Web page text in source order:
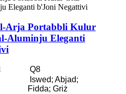
Arja Portabbli Kulur
Aluminju Eleganti
Q8
Iswed; Abjad;
Fidda; Griż